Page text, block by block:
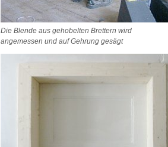
Die Blende aus gehobelten Brettern wird
angemessen und auf Gehrung gesägt